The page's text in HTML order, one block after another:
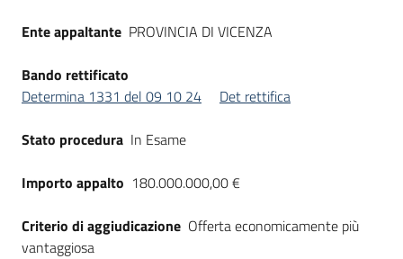
Ente appaltante PROVINCIA DI VICENZA
Bando rettificato
Determina 1331 del 09 10 24
Det rettifica
Stato procedura In Esame
Importo appalto 180.000.000,00 €
Criterio di aggiudicazione Offerta economicamente più
vantaggiosa